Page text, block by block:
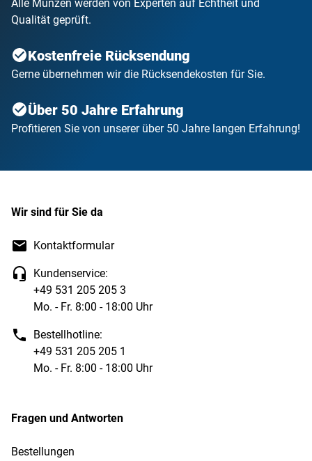
Alle Münzen werden von Experten auf Echtheit und
Qualität geprüft.
Kostenfreie Rücksendung
Gerne übernehmen wir die Rücksendekosten für Sie.
Über 50 Jahre Erfahrung
Profitieren Sie von unserer über 50 Jahre langen Erfahrung!
Wir sind für Sie da
Kontaktformular
Kundenservice:
+49 531 205 205 3
Mo. - Fr. 8:00 - 18:00 Uhr
Bestellhotline:
+49 531 205 205 1
Mo. - Fr. 8:00 - 18:00 Uhr
Fragen und Antworten
Bestellungen